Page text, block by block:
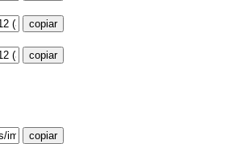
copiar
copiar
copiar